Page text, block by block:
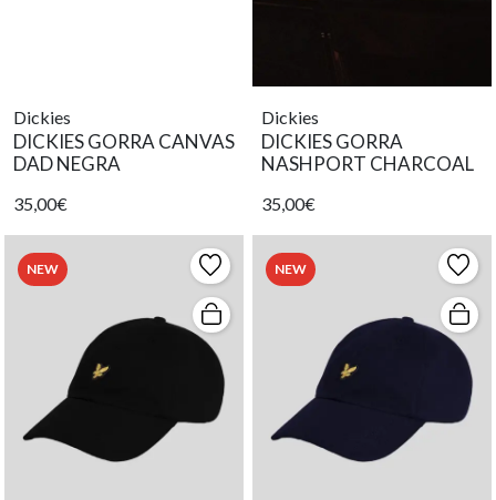
Dickies
DICKIES GORRA CANVAS
DAD NEGRA
35,00€
Dickies
DICKIES GORRA
NASHPORT CHARCOAL
35,00€
NEW NEW